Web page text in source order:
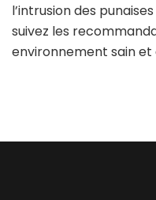
l’intrusion des
suivez les
environnement sain et